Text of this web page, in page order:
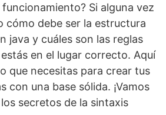
Si alguna vez
cómo debe ser la estructura
java y cuáles son las reglas
en el lugar correcto. Aquí
que necesitas para crear tus
con una base sólida. ¡Vamos
secretos de la sintaxis